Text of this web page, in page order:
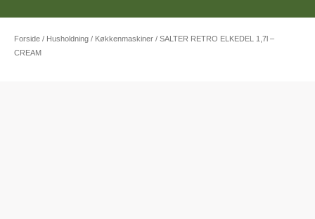
Forside / Husholdning / Køkkenmaskiner / SALTER RETRO ELKEDEL 1,7l –
CREAM